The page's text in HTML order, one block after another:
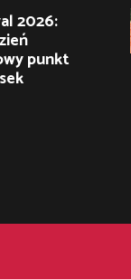
2026:
punkt